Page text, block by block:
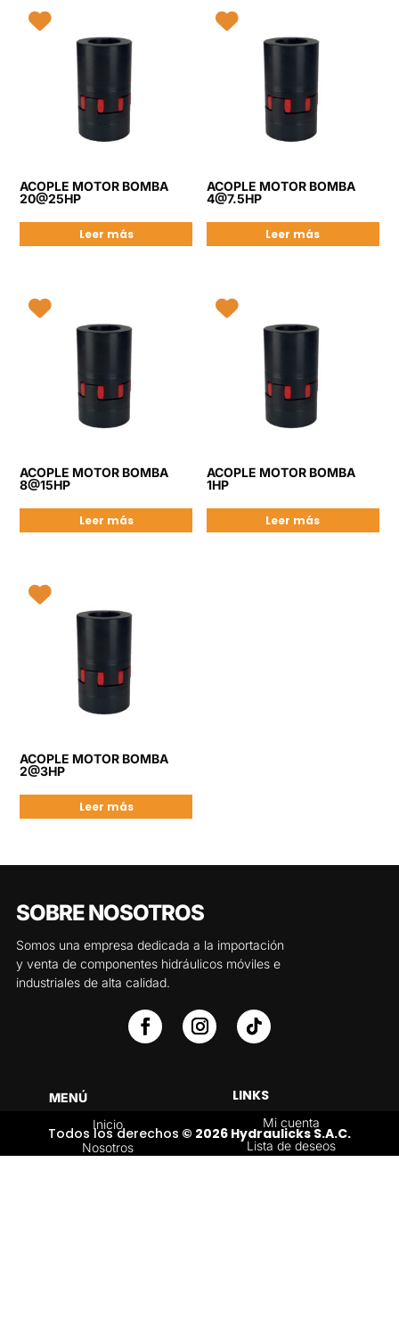
ACOPLE MOTOR BOMBA
20@25HP
Leer más
ACOPLE MOTOR BOMBA
4@7.5HP
Leer más
ACOPLE MOTOR BOMBA
8@15HP
Leer más
ACOPLE MOTOR BOMBA
1HP
Leer más
ACOPLE MOTOR BOMBA
2@3HP
Leer más
SOBRE NOSOTROS
Somos una empresa dedicada a la importación
y venta de componentes hidráulicos móviles e
industriales de alta calidad.
MENÚ
Inicio
Nosotros
LINKS
Mi cuenta
Lista de deseos
Todos los derechos © 2026 Hydraulicks S.A.C.